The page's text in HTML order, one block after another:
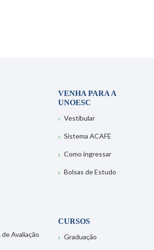
Avaliação
VENHA PARA A
UNOESC
Vestibular
Sistema ACAFE
Como ingressar
Bolsas de Estudo
CURSOS
Graduação